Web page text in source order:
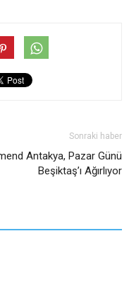
Sonraki haber
Antakya, Pazar Günü
Beşiktaş’ı Ağırlıyor